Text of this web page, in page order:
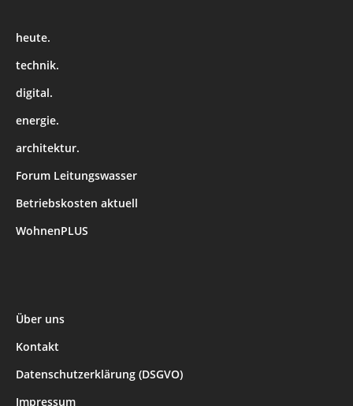
heute.
technik.
digital.
energie.
architektur.
Forum Leitungswasser
Betriebskosten aktuell
WohnenPLUS
Über uns
Kontakt
Datenschutzerklärung (DSGVO)
Impressum